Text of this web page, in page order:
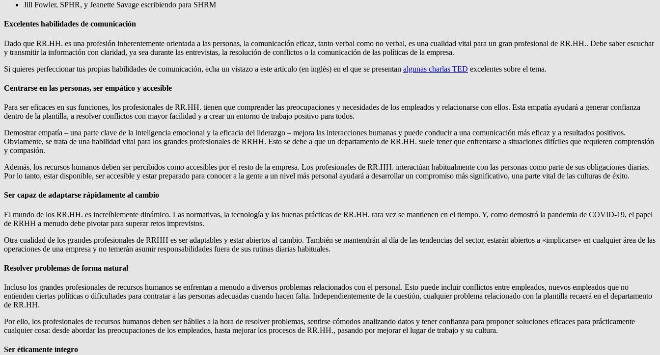
Jill Fowler, SPHR, y Jeanette Savage escribiendo para SHRM
Excelentes habilidades de comunicación
Dado que RR.HH. es una profesión inherentemente orientada a las personas, la comunicación eficaz, tanto verbal como no verbal, es una cualidad vital para un gran profesional de RR.HH.. Debe saber escuchar
y transmitir la información con claridad, ya sea durante las entrevistas, la resolución de conflictos o la comunicación de las políticas de la empresa.
Si quieres perfeccionar tus propias habilidades de comunicación, echa un vistazo a este artículo (en inglés) en el que se presentan algunas charlas TED excelentes sobre el tema.
Centrarse en las personas, ser empático y accesible
Para ser eficaces en sus funciones, los profesionales de RR.HH. tienen que comprender las preocupaciones y necesidades de los empleados y relacionarse con ellos. Esta empatía ayudará a generar confianza
dentro de la plantilla, a resolver conflictos con mayor facilidad y a crear un entorno de trabajo positivo para todos.
Demostrar empatía – una parte clave de la inteligencia emocional y la eficacia del liderazgo – mejora las interacciones humanas y puede conducir a una comunicación más eficaz y a resultados positivos.
Obviamente, se trata de una habilidad vital para los grandes profesionales de RRHH. Esto se debe a que un departamento de RR.HH. suele tener que enfrentarse a situaciones difíciles que requieren comprensión
y compasión.
Además, los recursos humanos deben ser percibidos como accesibles por el resto de la empresa. Los profesionales de RR.HH. interactúan habitualmente con las personas como parte de sus obligaciones diarias.
Por lo tanto, estar disponible, ser accesible y estar preparado para conocer a la gente a un nivel más personal ayudará a desarrollar un compromiso más significativo, una parte vital de las culturas de éxito.
Ser capaz de adaptarse rápidamente al cambio
El mundo de los RR.HH. es increíblemente dinámico. Las normativas, la tecnología y las buenas prácticas de RR.HH. rara vez se mantienen en el tiempo. Y, como demostró la pandemia de COVID-19, el papel
de RRHH a menudo debe pivotar para superar retos imprevistos.
Otra cualidad de los grandes profesionales de RRHH es ser adaptables y estar abiertos al cambio. También se mantendrán al día de las tendencias del sector, estarán abiertos a «implicarse» en cualquier área de las
operaciones de una empresa y no temerán asumir responsabilidades fuera de sus rutinas diarias habituales.
Resolver problemas de forma natural
Incluso los grandes profesionales de recursos humanos se enfrentan a menudo a diversos problemas relacionados con el personal. Esto puede incluir conflictos entre empleados, nuevos empleados que no
entienden ciertas políticas o dificultades para contratar a las personas adecuadas cuando hacen falta. Independientemente de la cuestión, cualquier problema relacionado con la plantilla recaerá en el departamento
de RR.HH.
Por ello, los profesionales de recursos humanos deben ser hábiles a la hora de resolver problemas, sentirse cómodos analizando datos y tener confianza para proponer soluciones eficaces para prácticamente
cualquier cosa: desde abordar las preocupaciones de los empleados, hasta mejorar los procesos de RR.HH., pasando por mejorar el lugar de trabajo y su cultura.
Ser éticamente íntegro